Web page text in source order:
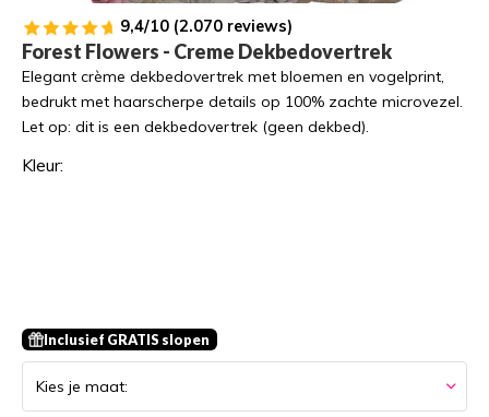
9,4/10 (2.070 reviews)
Forest Flowers - Creme Dekbedovertrek
Elegant crème dekbedovertrek met bloemen en vogelprint,
bedrukt met haarscherpe details op 100% zachte microvezel.
Let op: dit is een dekbedovertrek (geen dekbed).
Kleur:
Inclusief GRATIS slopen